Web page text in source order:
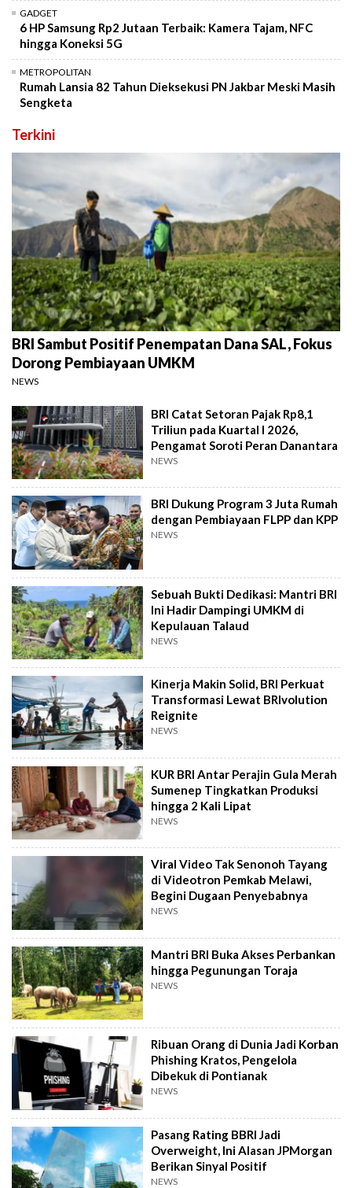
GADGET
6 HP Samsung Rp2 Jutaan Terbaik: Kamera Tajam, NFC
hingga Koneksi 5G
METROPOLITAN
Rumah Lansia 82 Tahun Dieksekusi PN Jakbar Meski Masih
Sengketa
Terkini
BRI Sambut Positif Penempatan Dana SAL, Fokus
Dorong Pembiayaan UMKM
NEWS
BRI Catat Setoran Pajak Rp8,1
Triliun pada Kuartal I 2026,
Pengamat Soroti Peran Danantara
NEWS
BRI Dukung Program 3 Juta Rumah
dengan Pembiayaan FLPP dan KPP
NEWS
Sebuah Bukti Dedikasi: Mantri BRI
Ini Hadir Dampingi UMKM di
Kepulauan Talaud
NEWS
Kinerja Makin Solid, BRI Perkuat
Transformasi Lewat BRIvolution
Reignite
NEWS
KUR BRI Antar Perajin Gula Merah
Sumenep Tingkatkan Produksi
hingga 2 Kali Lipat
NEWS
Viral Video Tak Senonoh Tayang
di Videotron Pemkab Melawi,
Begini Dugaan Penyebabnya
NEWS
Mantri BRI Buka Akses Perbankan
hingga Pegunungan Toraja
NEWS
Ribuan Orang di Dunia Jadi Korban
Phishing Kratos, Pengelola
Dibekuk di Pontianak
NEWS
Pasang Rating BBRI Jadi
Overweight, Ini Alasan JPMorgan
Berikan Sinyal Positif
NEWS